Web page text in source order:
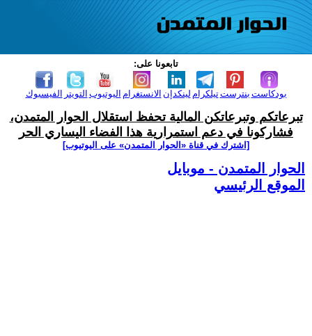
تابعونا على:
الفيسبوك التويتر اليوتيوب الانستغرام لينكدإن تيلكرامبنترست بودكاست
تبرعاتكم وتبرعاتكن المالية تحفظ استقلال الحوار المتمدن،
فشاركونا في دعم استمرارية هذا الفضاء اليساري الحر
[اشترك في قناة ‫«الحوار المتمدن» على اليوتيوب]
الحوار المتمدن - موبايل
الموقع الرئيسي